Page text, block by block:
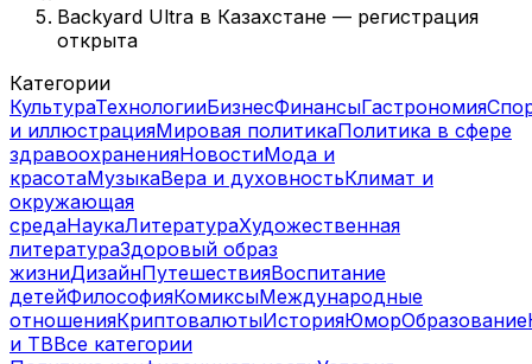
Backyard Ultra в Казахстане — регистрация
открыта
Категории
КультураТехнологииБизнесФинансыГастрономия
и иллюстрацияМировая политикаПолитика в сфере
здравоохраненияНовостиМода и
красотаМузыкаВера и духовностьКлимат и
окружающая
средаНаукаЛитератураХудожественная
литератураЗдоровый образ
жизниДизайнПутешествияВоспитание
детейФилософияКомиксыМеждународные
отношенияКриптовалютыИсторияЮморОбразование
и ТВВсе категории